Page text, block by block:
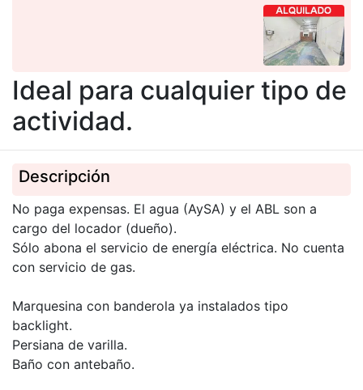
Ideal para cualquier tipo de
actividad.
Descripción
No paga expensas. El agua (AySA) y el ABL son a
cargo del locador (dueño).
Sólo abona el servicio de energía eléctrica. No cuenta
con servicio de gas.
Marquesina con banderola ya instalados tipo
backlight.
Persiana de varilla.
Baño con antebaño.